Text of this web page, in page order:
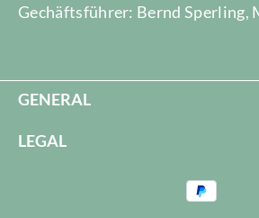
Gechäftsführer: Bernd Sperling,
GENERAL
LEGAL